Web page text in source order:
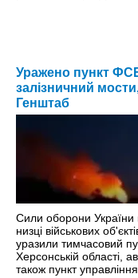
Уражено пункт
залізничний
Генштаб
Сили оборони України
низці військових
уразили тимчасовий
Херсонській області,
також пункт